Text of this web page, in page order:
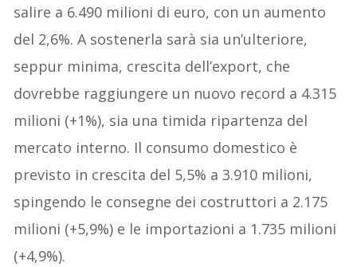
salire a 6.490 milioni di euro, con un aumento
del 2,6%. A sostenerla sarà sia un’ulteriore,
seppur minima, crescita dell’export, che
dovrebbe raggiungere un nuovo record a 4.315
milioni (+1%), sia una timida ripartenza del
mercato interno. Il consumo domestico è
previsto in crescita del 5,5% a 3.910 milioni,
spingendo le consegne dei costruttori a 2.175
milioni (+5,9%) e le importazioni a 1.735 milioni
(+4,9%).